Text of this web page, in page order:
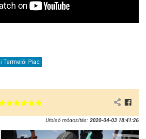
Termelői Piac
Utolsó módosítás: 2020-04-03 18:41:26